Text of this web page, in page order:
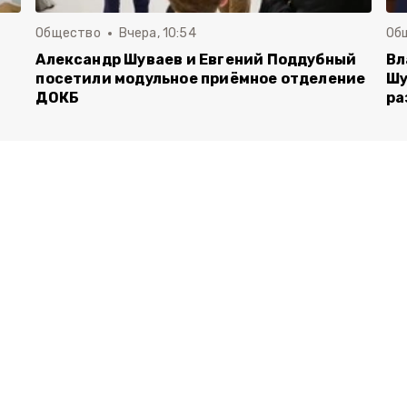
Общество Вчера, 10:54
Александр Шуваев и Евгений Поддубный
посетили модульное приёмное отделение
ДОКБ